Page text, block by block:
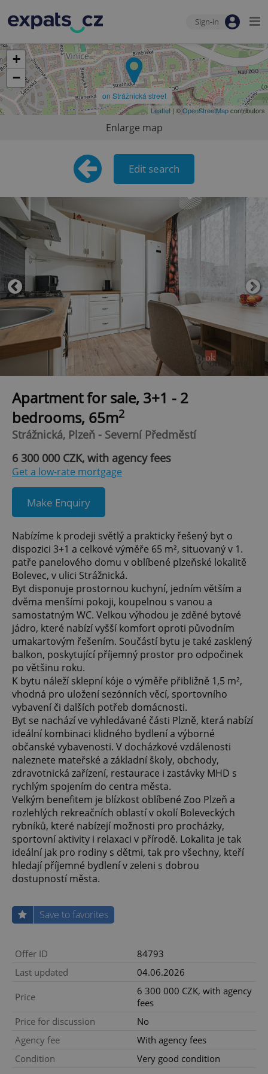
Sign-in
on Strážnická street
+
−
Leaflet | ©OpenStreetMapcontributors
Enlarge map
Edit search
Apartment for sale, 3+1 - 2
bedrooms, 65m2
Strážnická, Plzeň - Severní Předměstí
6 300 000 CZK, with agency fees
Get a low-rate mortgage
Make Enquiry
Nabízíme k prodeji světlý a prakticky řešený byt o
dispozici 3+1 a celkové výměře 65 m², situovaný v 1.
patře panelového domu v oblíbené plzeňské lokalitě
Bolevec, v ulici Strážnická.
Byt disponuje prostornou kuchyní, jedním větším a
dvěma menšími pokoji, koupelnou s vanou a
samostatným WC. Velkou výhodou je zděné bytové
jádro, které nabízí vyšší komfort oproti původním
umakartovým řešením. Součástí bytu je také zasklený
balkon, poskytující příjemný prostor pro odpočinek
po většinu roku.
K bytu náleží sklepní kóje o výměře přibližně 1,5 m²,
vhodná pro uložení sezónních věcí, sportovního
vybavení či dalších potřeb domácnosti.
Byt se nachází ve vyhledávané části Plzně, která nabízí
ideální kombinaci klidného bydlení a výborné
občanské vybavenosti. V docházkové vzdálenosti
naleznete mateřské a základní školy, obchody,
zdravotnická zařízení, restaurace i zastávky MHD s
rychlým spojením do centra města.
Velkým benefitem je blízkost oblíbené Zoo Plzeň a
rozlehlých rekreačních oblastí v okolí Boleveckých
rybníků, které nabízejí možnosti pro procházky,
sportovní aktivity i relaxaci v přírodě. Lokalita je tak
ideální jak pro rodiny s dětmi, tak pro všechny, kteří
hledají příjemné bydlení v zeleni s dobrou
dostupností města.
Save to favorites
Offer ID
84793
Last updated
04.06.2026
Price
6 300 000 CZK, with agency
fees
Price for discussion
No
Agency fee
With agency fees
Condition
Very good condition